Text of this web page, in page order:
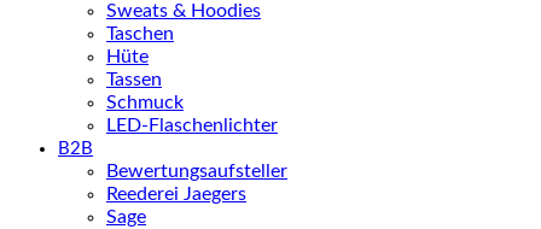
Sweats & Hoodies
Taschen
Hüte
Tassen
Schmuck
LED-Flaschenlichter
B2B
Bewertungsaufsteller
Reederei Jaegers
Sage